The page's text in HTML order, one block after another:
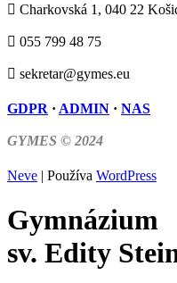
Charkovská 1, 040 22
055 799 48 75
sekretar@gymes.eu
GDPR · ADMIN · NAS
GYMES © 2024
Neve | Používa WordPress
Gymnázium
sv. Edity